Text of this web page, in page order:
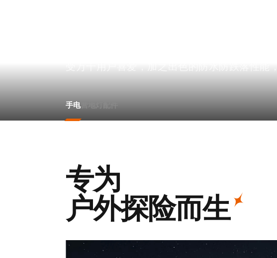
手电营地灯
专为
户外探险而生